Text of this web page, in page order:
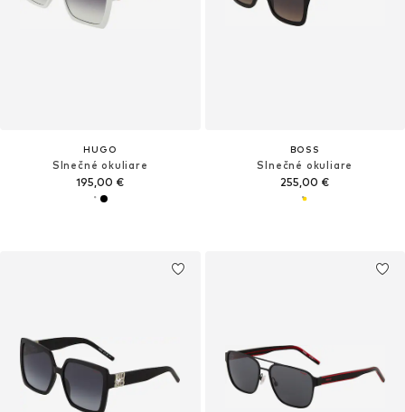
HUGO
Slnečné okuliare
195,00 €
BOSS
Slnečné okuliare
255,00 €